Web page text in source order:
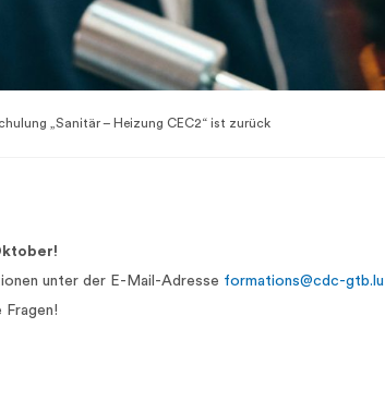
„Sanitär – Heizung CEC2“ ist zurück
unter der E-Mail-Adresse formations@cdc-gtb.lu
Fragen!